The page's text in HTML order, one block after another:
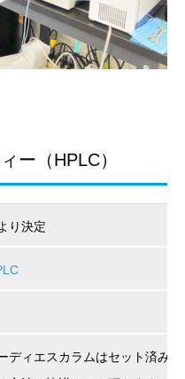
ー（HPLC）
り決定
ディエスカラムはセット済み